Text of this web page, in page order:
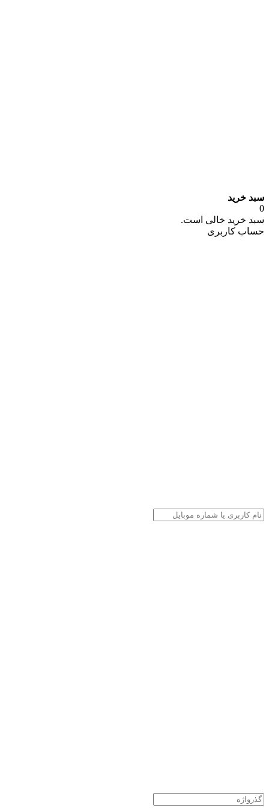
سبد خرید
0
سبد خرید خالی است.
حساب کاربری